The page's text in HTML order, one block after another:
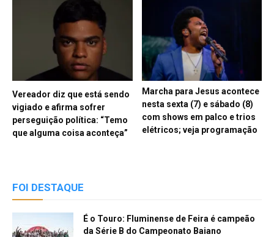
Vereador diz que está sendo
vigiado e afirma sofrer
perseguição política: “Temo
que alguma coisa aconteça”
Marcha para Jesus acontece
nesta sexta (7) e sábado (8)
com shows em palco e trios
elétricos; veja programação
FOI DESTAQUE
É o Touro: Fluminense de Feira é campeão
da Série B do Campeonato Baiano